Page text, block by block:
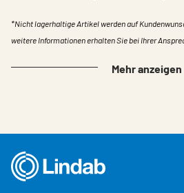
Einloggen
*Nicht lagerhaltige Artikel werden auf
weitere Informationen erhalten Sie bei Ihrer
Mehr anzeigen